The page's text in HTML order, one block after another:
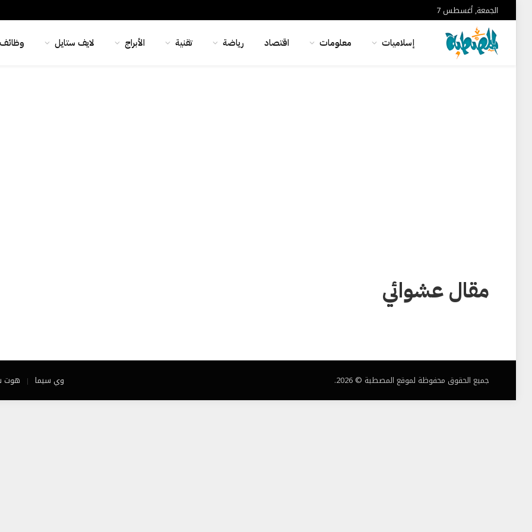
الجمعة, أغسطس 7
إسلاميات معلومات اقتصاد رياضة تقنية الأبراج لايف ستايل
مقال عشوائي
جميع الحقوق محفوظة لموقع المصطبة © 2026. وي سيما هوت